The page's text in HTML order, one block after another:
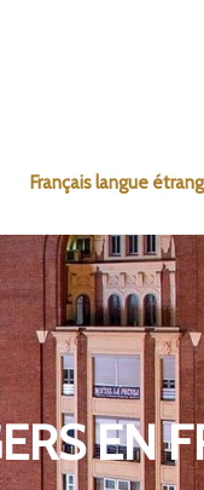
Français langue
EN